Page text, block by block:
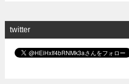
twitter